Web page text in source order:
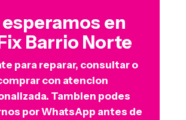
esperamos en
Barrio Norte
para reparar, consultar o
con atencion
Tambien podes
por WhatsApp antes de